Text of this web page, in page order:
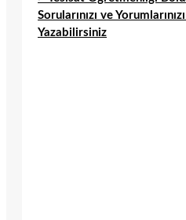
Sorularınızı ve
Yazabilirsiniz